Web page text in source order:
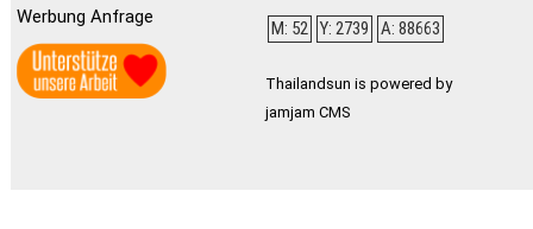
Werbung Anfrage
M: 52 Y: 2739 A: 88663
Thailandsun is powered by
jamjam CMS